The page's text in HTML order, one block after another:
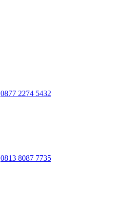
0877 2274 5432
0813 8087 7735